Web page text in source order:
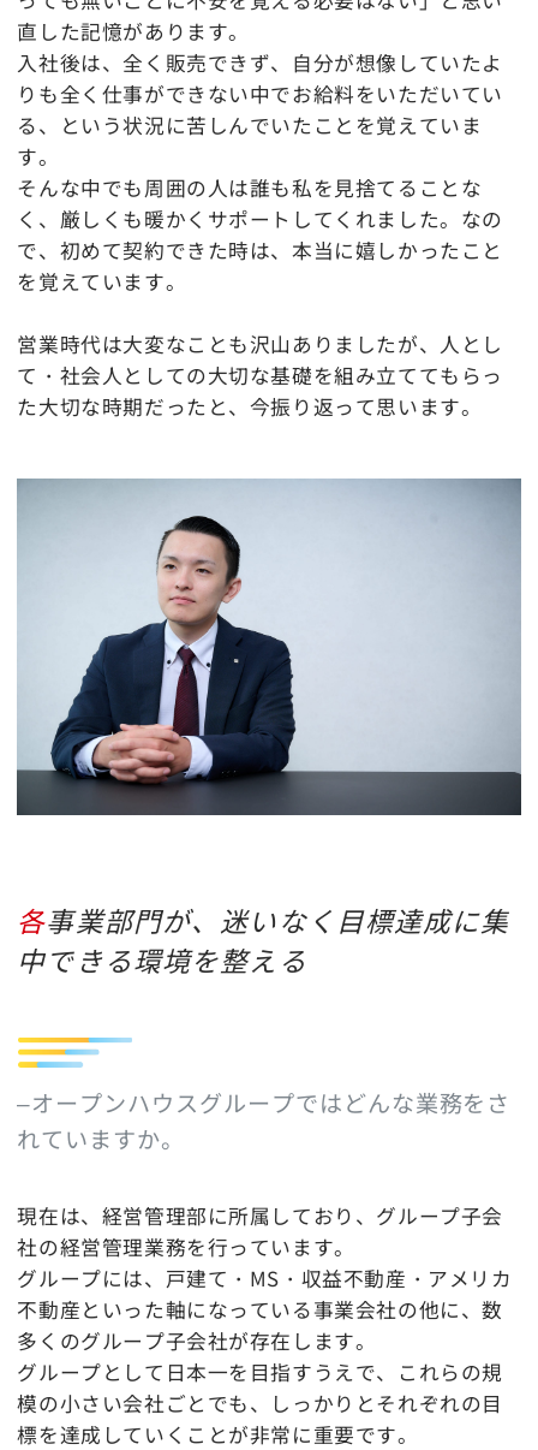
直した記憶があります。
入社後は、全く販売できず、自分が想像していたよ
りも全く仕事ができない中でお給料をいただいてい
る、という状況に苦しんでいたことを覚えていま
す。
そんな中でも周囲の人は誰も私を見捨てることな
く、厳しくも暖かくサポートしてくれました。なの
で、初めて契約できた時は、本当に嬉しかったこと
を覚えています。
営業時代は大変なことも沢山ありましたが、人とし
て・社会人としての大切な基礎を組み立ててもらっ
た大切な時期だったと、今振り返って思います。
各事業部門が、迷いなく目標達成に集
中できる環境を整える
–オープンハウスグループではどんな業務をさ
れていますか。
現在は、経営管理部に所属しており、グループ子会
社の経営管理業務を行っています。
グループには、戸建て・MS・収益不動産・アメリカ
不動産といった軸になっている事業会社の他に、数
多くのグループ子会社が存在します。
グループとして日本一を目指すうえで、これらの規
模の小さい会社ごとでも、しっかりとそれぞれの目
標を達成していくことが非常に重要です。